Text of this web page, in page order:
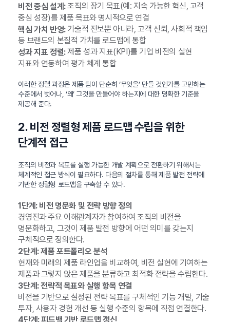
비전 중심 설계:조직의 장기 목표(예: 지속 가능한 혁신, 고객
중심 성장)를 제품 목표와 명시적으로 연결
핵심 가치 반영:기술적 진보뿐 아니라, 고객 신뢰, 사회적 책임
등 브랜드의 본질적 가치를 로드맵에 통합
성과 지표 정렬:제품 성과 지표(KPI)를 기업 비전의 실현
지표와 연동하여 평가 체계 통합
이러한 정렬 과정은 제품 팀이 단순히 ‘무엇을’ 만들 것인가를 고민하는
수준에서 벗어나, ‘왜’ 그것을 만들어야 하는지에 대한 명확한 기준을
제공해 준다.
2. 비전 정렬형 제품 로드맵 수립을 위한
단계적 접근
조직의 비전과 목표를 실행 가능한 개발 계획으로 전환하기 위해서는
체계적인 접근 방식이 필요하다. 다음의 절차를 통해 제품 발전 전략에
기반한 정렬형 로드맵을 구축할 수 있다.
1단계: 비전 명문화 및 전략 방향 정의
경영진과 주요 이해관계자가 참여하여 조직의 비전을
명문화하고, 그것이 제품 발전 방향에 어떤 의미를 갖는지
구체적으로 정의한다.
2단계: 제품 포트폴리오 분석
현재와 미래의 제품 라인업을 비교하여, 비전 실현에 기여하는
제품과 그렇지 않은 제품을 분류하고 최적화 전략을 수립한다.
3단계: 전략적 목표와 실행 항목 연결
비전을 기반으로 설정된 전략 목표를 구체적인 기능 개발, 기술
투자, 사용자 경험 개선 등 실행 수준의 항목에 직접 연결한다.
4단계: 피드백 기반 로드맵 갱신